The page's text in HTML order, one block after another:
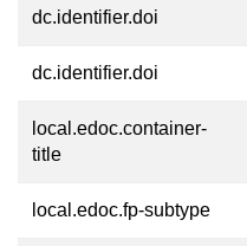
dc.identifier.doi
dc.identifier.doi
local.edoc.container-
title
local.edoc.fp-subtype